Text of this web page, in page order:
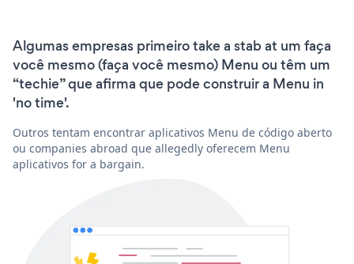
Algumas empresas primeiro take a stab at um faça
você mesmo (faça você mesmo) Menu ou têm um
“techie” que afirma que pode construir a Menu in
'no time'.
Outros tentam encontrar aplicativos Menu de código aberto
ou companies abroad que allegedly oferecem Menu
aplicativos for a bargain.